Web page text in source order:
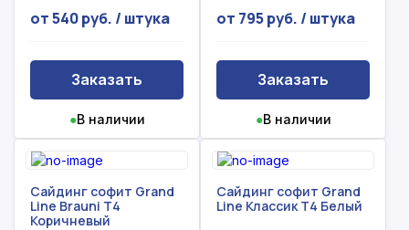
от 540 руб. / штука
Заказать
●В наличии
от 795 руб. / штука
Заказать
●В наличии
Сайдинг софит Grand
Line Brauni Т4
Коричневый
Сайдинг софит Grand
Line Классик Т4 Белый